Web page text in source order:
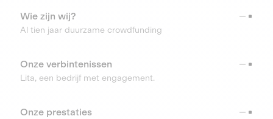
Wie zijn wij?
Al tien jaar duurzame crowdfunding
Onze verbintenissen
Lita, een bedrijf met engagement.
Onze prestaties